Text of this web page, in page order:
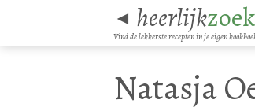
◄ heerlijk
Vind de lekkerste recepten in je eigen
Natasja